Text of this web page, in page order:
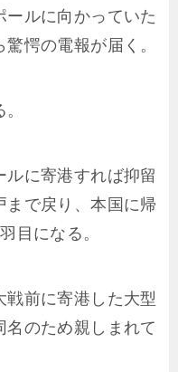
ルに向かっていた
愕の電報が届く。
に寄港すれば抑留
で戻り、本国に帰
目になる。
前に寄港した大型
のため親しまれて